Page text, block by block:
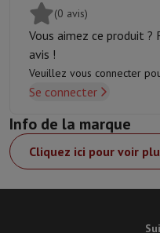
(0 avis)
Vous aimez ce produit
avis !
Veuillez vous connecter
Se connecter
Info de la marque
Cliquez ici pour voir